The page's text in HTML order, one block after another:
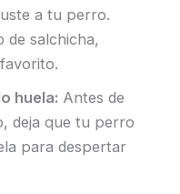
a tu perro.
de salchicha,
huela: Antes de
deja que tu perro
para despertar